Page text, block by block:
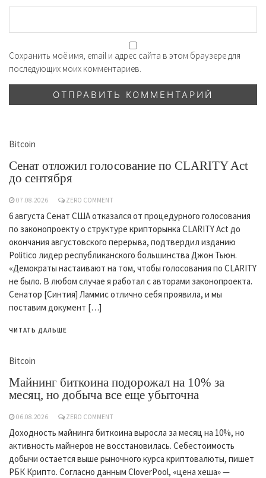
Сохранить моё имя, email и адрес сайта в этом браузере для
последующих моих комментариев.
Bitcoin
Сенат отложил голосование по CLARITY Act
до сентября
07.08.2026 ZERO COMMENT
6 августа Сенат США отказался от процедурного голосования
по законопроекту о структуре крипторынка CLARITY Act до
окончания августовского перерыва, подтвердил изданию
Politico лидер республиканского большинства Джон Тьюн.
«Демократы настаивают на том, чтобы голосования по CLARITY
не было. В любом случае я работал с авторами законопроекта.
Сенатор [Синтия] Ламмис отлично себя проявила, и мы
поставим документ […]
ЧИТАТЬ ДАЛЬШЕ
Bitcoin
Майнинг биткоина подорожал на 10% за
месяц, но добыча все еще убыточна
06.08.2026 ZERO COMMENT
Доходность майнинга биткоина выросла за месяц на 10%, но
активность майнеров не восстановилась. Себестоимость
добычи остается выше рыночного курса криптовалюты, пишет
РБК Крипто. Согласно данным CloverPool, «цена хеша» —